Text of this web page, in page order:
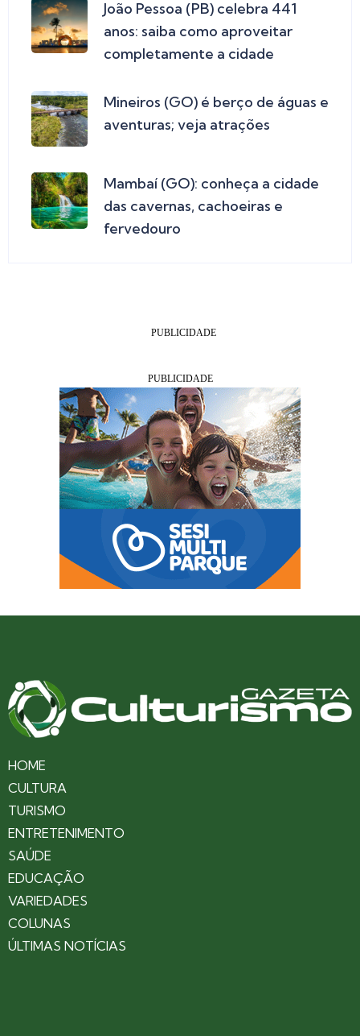
João Pessoa (PB) celebra 441
anos: saiba como aproveitar
completamente a cidade
Mineiros (GO) é berço de águas e
aventuras; veja atrações
Mambaí (GO): conheça a cidade
das cavernas, cachoeiras e
fervedouro
HOME
CULTURA
TURISMO
ENTRETENIMENTO
SAÚDE
EDUCAÇÃO
VARIEDADES
COLUNAS
ÚLTIMAS NOTÍCIAS